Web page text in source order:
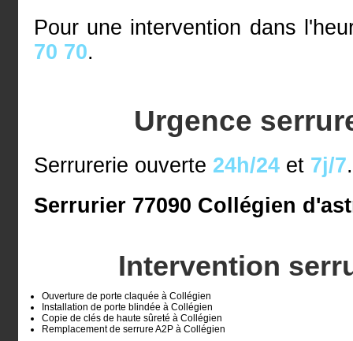
Pour une intervention dans
70 70.
Urgence
Serrurerie ouverte 24h/24et 7j/7
Serrurier 77090 Collégien
Intervention
Ouverture de porte claquée à Collégien
Installation de porte blindée à Collégien
Copie de clés de haute sûreté à Collégien
Remplacement de serrure A2P à Collégien